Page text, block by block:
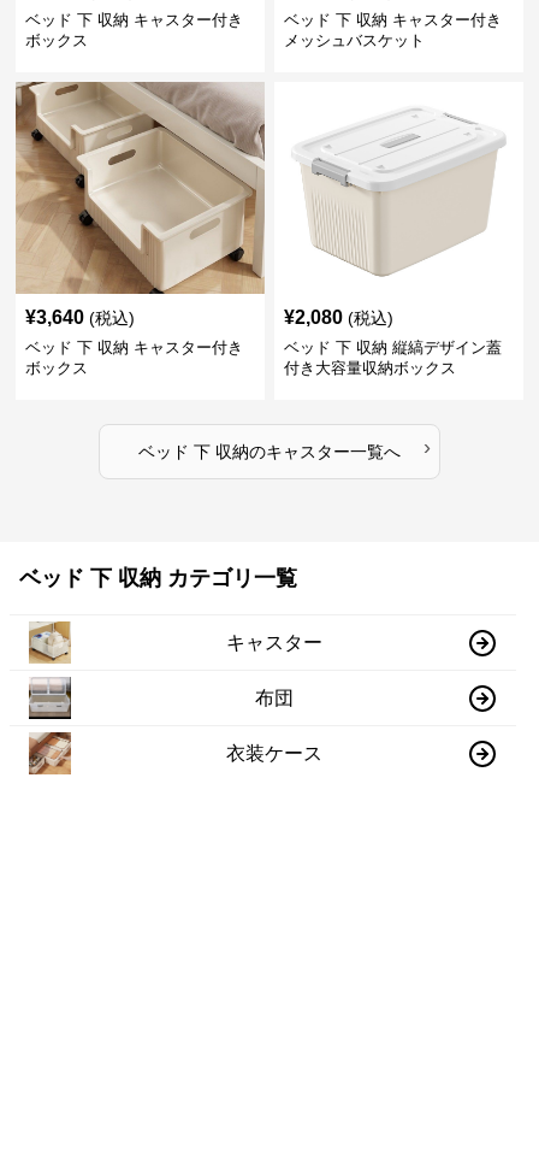
ベッド 下 収納 キャスター付き
ボックス
ベッド 下 収納 キャスター付き
メッシュバスケット
¥3,640 (税込)
ベッド 下 収納 キャスター付き
ボックス
¥2,080 (税込)
ベッド 下 収納 縦縞デザイン蓋
付き大容量収納ボックス
ベッド 下 収納のキャスター一覧へ ›
ベッド 下 収納 カテゴリ一覧
キャスター
布団
衣装ケース